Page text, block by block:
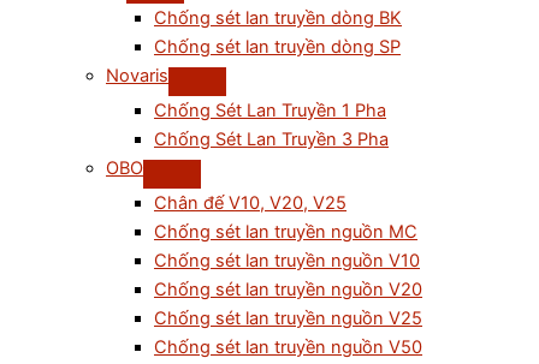
Chống sét lan truyền dòng BK
Chống sét lan truyền dòng SP
Novaris
Chống Sét Lan Truyền 1 Pha
Chống Sét Lan Truyền 3 Pha
OBO
Chân đế V10, V20, V25
Chống sét lan truyền nguồn MC
Chống sét lan truyền nguồn V10
Chống sét lan truyền nguồn V20
Chống sét lan truyền nguồn V25
Chống sét lan truyền nguồn V50